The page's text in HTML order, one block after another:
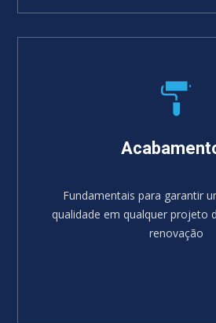
Fundamentais para garantir
qualidade em qualquer projeto
renovação